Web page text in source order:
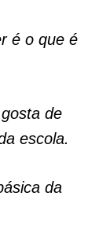
é o que é
de
escola.
da